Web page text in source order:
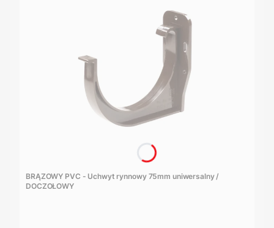
BRĄZOWY PVC - Uchwyt rynnowy 75mm uniwersalny /
DOCZOŁOWY